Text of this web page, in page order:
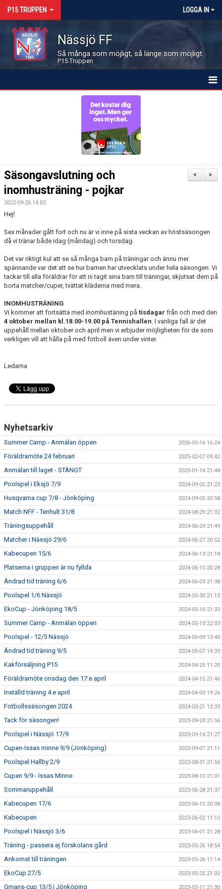
P15 TRUPPEN LOGGA IN
Nässjö FF
Så många som möjligt, så länge som möjligt.
P15 Truppen
LEDARE OCH SPELARE
BILDGALLERI
DOKUMENT
>
<
Säsongavslutning och
inomhusträning - pojkar
2022-09-26 14:03
Hej!
Sex månader gått fort och nu är vi inne på sista veckan av höstsäsongen
då vi tränar både idag (måndag) och torsdag.
Det var riktigt kul att se så många barn på träningar och ännu mer
spännande var det att se hur barnen har utvecklats under hela säsongen. Vi
tackar till alla föräldrar för att ni tagit sina barn till träningar, skjutsat dem på
borta matcher/cuper, tvättat kläderna med mera.
INOMHUSTRÄNING
Vi kommer att fortsätta med inomhustäning på tisdagar från och med den
4 oktober mellan kl.18.00-19.00 på Tennishallen. I vanliga fall är det
uppehåll mellan oktober och april men vi erbjuder möjligheten för de som
verkligen vill att hålla på med fotboll även under vinter.
Ledarna
Nyhetsarkiv
Summer Camp - Anmälan öppen 2026-05-16 16:24
Föräldramöte 24 februari 2025-02-07 09:42
Anmälan till laget - STÄNGT 2025-01-14 21:48
Poolspel i Eksjö 7/9 2024-09-05 21:23
Husqvarna cup 7/8 - Jönköping 2024-09-05 20:58
Match NFF - Tenhult 31/8 2024-08-29 21:02
Träningsuppehåll 2024-06-29 21:49
Matcher i Nässjö 29/6 2024-06-27 20:52
Kabecupen 15/6 2024-06-13 21:18
Platserna i gruppen är nu fyllda 2024-06-10 20:28
Ändrad tid träning 6/6 2024-06-03 21:38
Poolspel 1/6 Nässjö 2024-05-30 21:13
EkoCup - Jönköping 18/5 2024-05-16 21:32
Summer Camp - Anmälan öppen 2024-05-13 22:03
Poolspel - 12/5 Nässjö 2024-05-09 13:40
Ändrad tid träning 9/5 2024-05-07 14:39
Kakförsäljning P15 2024-04-25 11:20
Föräldramöte onsdag den 17:e april 2024-04-15 21:46
Inställd träning 4:e april 2024-04-03 19:26
Fotbollssäsongen 2024 2024-03-21 12:33
Tack för säsongen! 2023-09-23 21:56
Poolspel i Nässjö 17/9 2023-09-14 21:27
Cupen-Issas minne 9/9 (Jönköping) 2023-09-07 21:11
Poolspel Hallby 2/9 2023-08-31 21:56
Cupen 9/9 - Issas Minne 2023-08-10 21:01
Sommaruppehåll 2023-06-28 21:37
Kabecupen 17/6 2023-06-15 20:38
Kabecupen 2023-06-02 11:10
Poolspel i Nässjö 3/6 2023-06-01 21:28
Träning - passera ej förskolans gård 2023-05-26 18:54
Ankomst till träningen 2023-05-26 11:14
EkoCup 27/5 2023-05-25 21:02
Gmans-cup 13/5 i Jönköping 2023-05-11 21:30